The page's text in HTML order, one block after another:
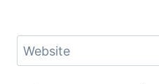
Website